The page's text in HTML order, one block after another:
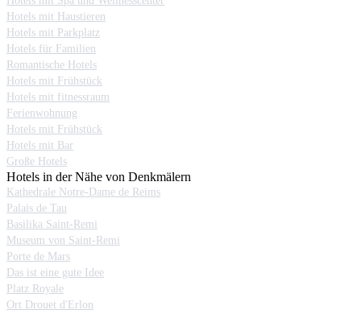
Hotels mit Haustieren
Hotels mit Parkplatz
Hotels für Familien
Romantische Hotels
Hotels mit Frühstück
Hotels mit fitnessraum
Ferienwohnung
Hotels mit Frühstück
Hotels mit Bar
Große Hotels
Hotels in der Nähe von Denkmälern
Kathedrale Notre-Dame de Reims
Palais de Tau
Basilika Saint-Remi
Museum von Saint-Remi
Porte de Mars
Das ist eine gute Idee
Platz Royale
Ort Drouet d'Erlon